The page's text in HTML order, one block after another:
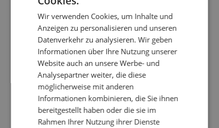
Wir verwenden Cookies, um Inhalte und
Anzeigen zu personalisieren und unseren
Datenverkehr zu analysieren. Wir geben
Informationen über Ihre Nutzung unserer
Website auch an unsere Werbe- und
Analysepartner weiter, die diese
möglicherweise mit anderen
Informationen kombinieren, die Sie ihnen
bereitgestellt haben oder die sie im
Rahmen Ihrer Nutzung ihrer Dienste